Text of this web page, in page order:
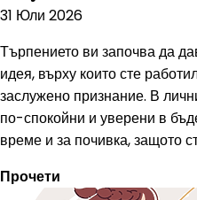
31 Юли 2026
Търпението ви започва да
идея, върху които сте
заслужено признание. В
по-спокойни и уверени в
време и за почивка, защото
Прочети